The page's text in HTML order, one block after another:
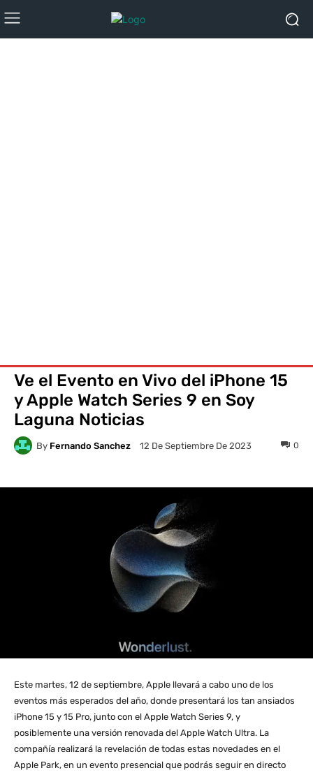
Ve el Evento en Vivo del iPhone 15
y Apple Watch Series 9 en Soy
Laguna Noticias
By Fernando Sanchez 12 De Septiembre De 2023 0
Este martes, 12 de septiembre, Apple llevará a cabo uno de los
eventos más esperados del año, donde presentará los tan ansiados
iPhone 15 y 15 Pro, junto con el Apple Watch Series 9, y
posiblemente una versión renovada del Apple Watch Ultra. La
compañía realizará la revelación de todas estas novedades en el
Apple Park, en un evento presencial que podrás seguir en directo